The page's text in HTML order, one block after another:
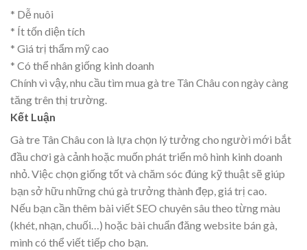
* Dễ nuôi
* Ít tốn diện tích
* Giá trị thẩm mỹ cao
* Có thể nhân giống kinh doanh
Chính vì vậy, nhu cầu tìm mua gà tre Tân Châu con ngày càng
tăng trên thị trường.
Kết Luận
Gà tre Tân Châu con là lựa chọn lý tưởng cho người mới bắt
đầu chơi gà cảnh hoặc muốn phát triển mô hình kinh doanh
nhỏ. Việc chọn giống tốt và chăm sóc đúng kỹ thuật sẽ giúp
bạn sở hữu những chú gà trưởng thành đẹp, giá trị cao.
Nếu bạn cần thêm bài viết SEO chuyên sâu theo từng màu
(khét, nhạn, chuối…) hoặc bài chuẩn đăng website bán gà,
mình có thể viết tiếp cho bạn.